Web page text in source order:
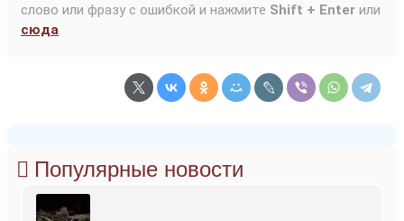
слово или фразу с ошибкой и нажмите Shift + Enter или
сюда.
Популярные новости